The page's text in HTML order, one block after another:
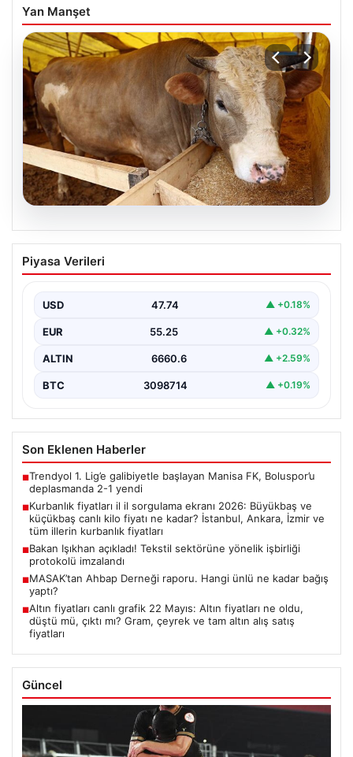
Yan Manşet
Kurbanlık fiyatları il il sorgulama ekranı
2026: Büyükbaş ve küçükbaş canlı kilo
ve tüm illerin kurbanlık fiyatları
Piyasa Verileri
USD 47.74 ▲ +0.18%
EUR 55.25 ▲ +0.32%
ALTIN 6660.6 ▲ +2.59%
BTC 3098714 ▲ +0.19%
Son Eklenen Haberler
■Trendyol 1. Lig’e galibiyetle başlayan Manisa FK, Boluspor’u
deplasmanda 2-1 yendi
■Kurbanlık fiyatları il il sorgulama ekranı 2026: Büyükbaş ve
küçükbaş canlı kilo fiyatı ne kadar? İstanbul, Ankara, İzmir ve
tüm illerin kurbanlık fiyatları
■Bakan Işıkhan açıkladı! Tekstil sektörüne yönelik işbirliği
protokolü imzalandı
■MASAK’tan Ahbap Derneği raporu. Hangi ünlü ne kadar bağış
yaptı?
■Altın fiyatları canlı grafik 22 Mayıs: Altın fiyatları ne oldu,
düştü mü, çıktı mı? Gram, çeyrek ve tam altın alış satış
fiyatları
Güncel